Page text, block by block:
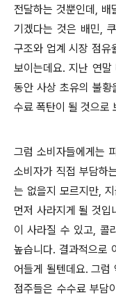
전달하는 것뿐인데 , 배
기겠다는 것은 배민,
구조와 업계 시장 점유
보이는데요.지난 연말
동안 사상 초유의 불황
수료 폭탄이 될 것으로
그럼 소비자들에게는
소비자가 직접 부담하
는 없을지 모르지만,
먼저 사라지게 될 것입
이 사라질 수 있고, 콜
높습니다. 결과적으로
어들게 될텐데요. 그럼
점주들은 수수료 부담